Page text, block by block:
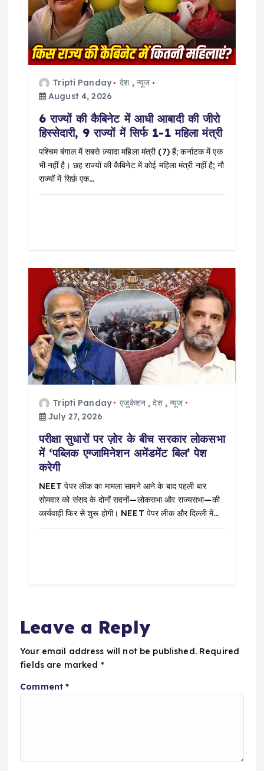
g
a
t
Tripti Panday देश , न्यूज
August 4, 2026
6 राज्यों की कैबिनेट में आधी आबादी की जीरो
हिस्सेदारी, 9 राज्यों में सिर्फ 1-1 महिला मंत्री
पश्चिम बंगाल में सबसे ज़्यादा महिला मंत्री (7) हैं; कर्नाटक में एक
भी नहीं है। छह राज्यों की कैबिनेट में कोई महिला मंत्री नहीं है; नौ
राज्यों में सिर्फ़ एक…
Tripti Panday एजुकेशन,देश,न्यूज
July 27, 2026
परीक्षा सुधारों पर ज़ोर के बीच सरकार लोकसभा
में ‘पब्लिक एग्जामिनेशन अमेंडमेंट बिल’ पेश
करेगी
NEET पेपर लीक का मामला सामने आने के बाद पहली बार
सोमवार को संसद के दोनों सदनों—लोकसभा और राज्यसभा—की
कार्यवाही फिर से शुरू होगी। NEET पेपर लीक और दिल्ली में…
Leave a Reply
Your email address will not be published. Required
fields are marked *
Comment*